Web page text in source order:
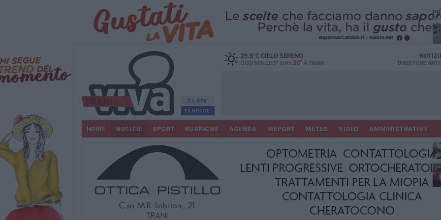
71.576
FANPAGE
29.5°CCIELO SERENO
OGGI MIN 25.5° MAX 35° A TRANI DIRETTORE
HOME NOTIZIE SPORT RUBRICHE AGENDA IREPORT METEO VIDEO AMMINISTRATIVE